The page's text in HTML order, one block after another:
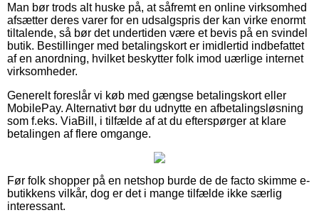
Man bør trods alt huske på, at såfremt en online virksomhed
afsætter deres varer for en udsalgspris der kan virke enormt
tiltalende, så bør det undertiden være et bevis på en svindel
butik. Bestillinger med betalingskort er imidlertid indbefattet
af en anordning, hvilket beskytter folk imod uærlige internet
virksomheder.
Generelt foreslår vi køb med gængse betalingskort eller
MobilePay. Alternativt bør du udnytte en afbetalingsløsning
som f.eks. ViaBill, i tilfælde af at du efterspørger at klare
betalingen af flere omgange.
Før folk shopper på en netshop burde de de facto skimme e-
butikkens vilkår, dog er det i mange tilfælde ikke særlig
interessant.